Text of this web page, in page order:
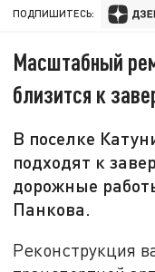
ПОДПИШИТЕСЬ:
Масштабный
близится к
В поселке
подходят к
дорожные
Панкова.
Реконструкция